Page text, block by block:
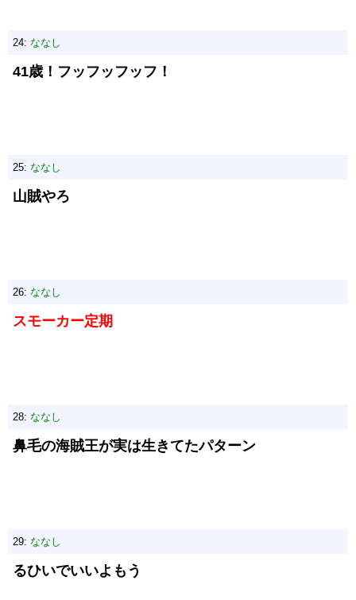
24: ななし
41歳！フッフッフッフ！
25: ななし
山賊やろ
26: ななし
スモーカー定期
28: ななし
鼻毛の海賊王が実は生きてたパターン
29: ななし
るひいでいいよもう